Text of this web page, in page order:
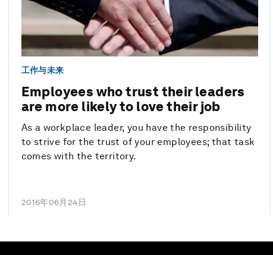
工作与未来
Employees who trust their leaders
are more likely to love their job
As a workplace leader, you have the responsibility
to strive for the trust of your employees; that task
comes with the territory.
2016年06月24日